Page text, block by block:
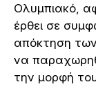
Ολυμπιακό,
έρθει σε
απόκτηση
να
την μορφή